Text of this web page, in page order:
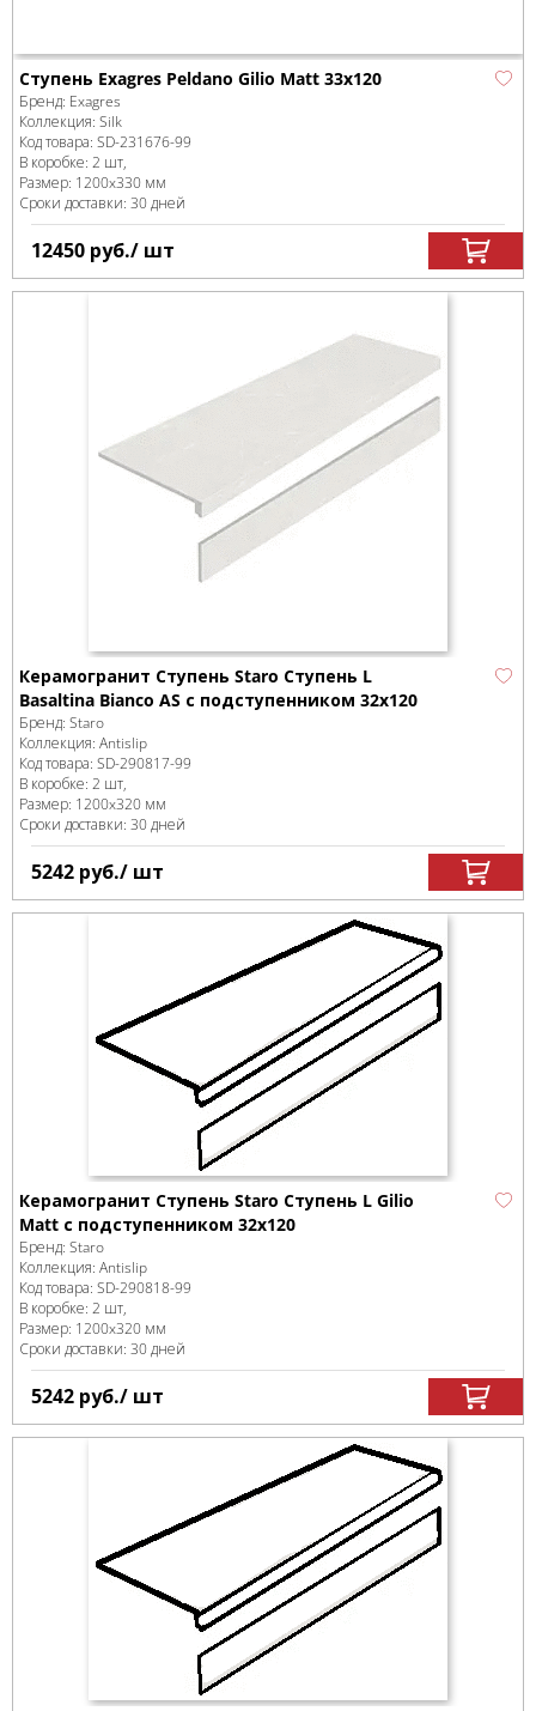
Ступень Exagres Peldano Gilio Matt 33x120
Бренд: Exagres
Коллекция: Silk
Код товара: SD-231676-99
В коробке: 2 шт,
Размер: 1200x330 мм
Сроки доставки: 30 дней
12450 руб./ шт
Керамогранит Ступень Staro Ступень L
Basaltina Bianco AS с подступенником 32x120
Бренд: Staro
Коллекция: Antislip
Код товара: SD-290817-99
В коробке: 2 шт,
Размер: 1200x320 мм
Сроки доставки: 30 дней
5242 руб./ шт
Керамогранит Ступень Staro Ступень L Gilio
Matt с подступенником 32x120
Бренд: Staro
Коллекция: Antislip
Код товара: SD-290818-99
В коробке: 2 шт,
Размер: 1200x320 мм
Сроки доставки: 30 дней
5242 руб./ шт